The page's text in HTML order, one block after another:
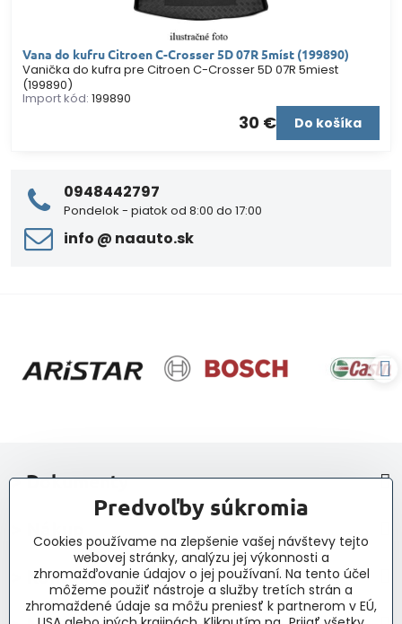
Vana do kufru Citroen C-Crosser 5D 07R 5míst (199890)
Vanička do kufra pre Citroen C-Crosser 5D 07R 5miest
(199890)
Import kód: 199890
30 € Do košíka
0948442797
Pondelok - piatok od 8:00 do 17:00
info ​@ naauto​.sk
> Dokumenty
> Kontakt a navigácia
Predvoľby súkromia
Cookies používame na zlepšenie vašej návštevy tejto
webovej stránky, analýzu jej výkonnosti a
zhromažďovanie údajov o jej používaní. Na tento účel
môžeme použiť nástroje a služby tretích strán a
zhromaždené údaje sa môžu preniesť k partnerom v EÚ,